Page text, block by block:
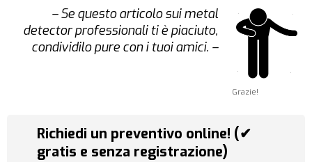
Grazie!
– Se questo articolo sui metal
detector professionali ti è piaciuto,
condividilo pure con i tuoi amici. –
Richiedi un preventivo online! (✔
gratis e senza registrazione)